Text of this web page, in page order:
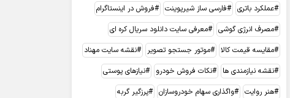
عملکرد باتری فارسی ساز شیرپوینت
فروش در اینستاگرام
مصرف انرژی گوشی
معرفی سایت دانلود سریال کره ای
مقایسه قیمت کالا
موتور جستجو تصویر
نقشه سایت مهناد
نقشه نیازمندی ها
نکات فروش خودرو
نیازهای پوستی
هنر روایت
واگذاری سهام خودروسازان
پرزگیر گربه